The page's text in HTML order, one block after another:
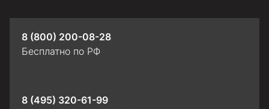
8 (800) 200-08-28
Бесплатно по РФ
8 (495) 320-61-99